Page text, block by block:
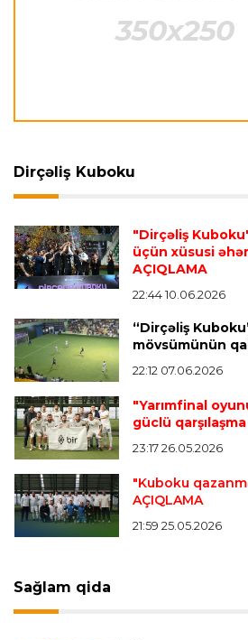
Neapolda Maradonanın adını
stadion tikiləcək
"Reyncers" uduzdu, ÇSKA-dan
Transfer
İngiltərə P.L. 23:14 06.08.2026
Alexandre Pato İngiltərə
Transfer 23:08 06.08.2026
"Qalatasaray" Leaunun
tapdı
Offside 23:04 06.08.2026
Çimərlik voleybolu üzrə ölkə
finalçılar müəyyənləşdi
Konfrans liqası
"Qarabağ" "Dinamo"ya minimal
Dirçəliş Kuboku
"Dirçəliş
üçün xüsusi
AÇIQLAMA
22:44 10.06.2026
“Dirçəliş
mövsümünün
22:12 07.06.2026
"Yarımfinal
güclü
23:17 26.05.2026
"Kuboku
AÇIQLAMA
21:59 25.05.2026
Sağlam qida